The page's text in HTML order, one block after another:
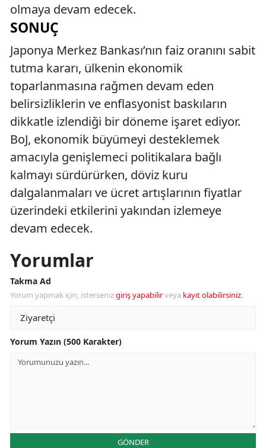
olmaya devam edecek.
SONUÇ
Japonya Merkez Bankası’nın faiz oranını sabit
tutma kararı, ülkenin ekonomik
toparlanmasına rağmen devam eden
belirsizliklerin ve enflasyonist baskıların
dikkatle izlendiği bir döneme işaret ediyor.
BoJ, ekonomik büyümeyi desteklemek
amacıyla genişlemeci politikalara bağlı
kalmayı sürdürürken, döviz kuru
dalgalanmaları ve ücret artışlarının fiyatlar
üzerindeki etkilerini yakından izlemeye
devam edecek.
Yorumlar
Takma Ad
Yorum yapmak için, istersenizgiriş yapabilirveya kayıt olabilirsiniz.
Yorum Yazın (500 Karakter)
GÖNDER